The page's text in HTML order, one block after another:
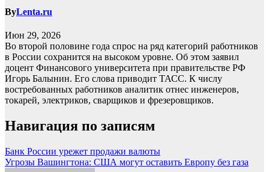
ByLenta.ru
Июн 29, 2026
Во второй половине года спрос на ряд категорий работников
в России сохранится на высоком уровне. Об этом заявил
доцент Финансового университета при правительстве РФ
Игорь Балынин. Его слова приводит ТАСС. К числу
востребованных работников аналитик отнес инженеров,
токарей, электриков, сварщиков и фрезеровщиков.
Навигация по записям
Банк России урежет продажи валюты
Угрозы Вашингтона: США могут оставить Европу без газа